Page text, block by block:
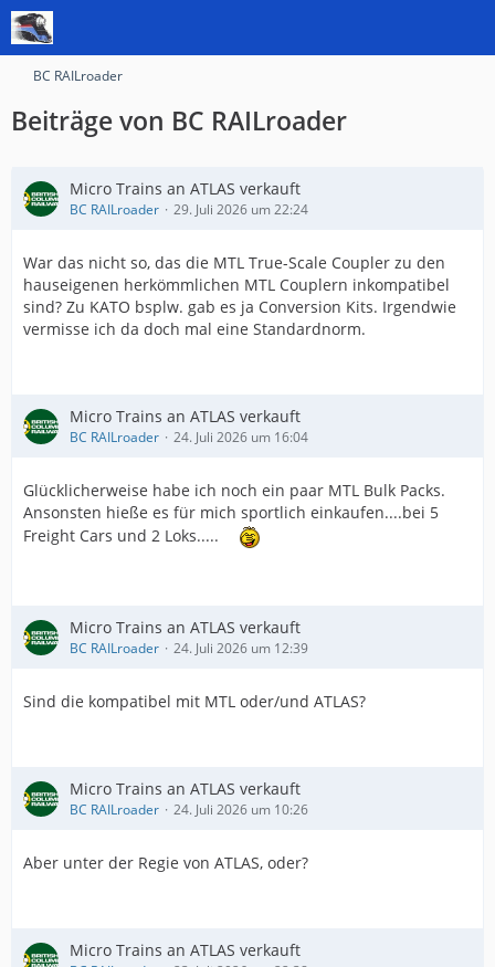
BC RAILroader
Beiträge von BC RAILroader
Micro Trains an ATLAS verkauft
BC RAILroader 29. Juli 2026 um 22:24
War das nicht so, das die MTL True-Scale Coupler zu den
hauseigenen herkömmlichen MTL Couplern inkompatibel
sind? Zu KATO bsplw. gab es ja Conversion Kits. Irgendwie
vermisse ich da doch mal eine Standardnorm.
Micro Trains an ATLAS verkauft
BC RAILroader 24. Juli 2026 um 16:04
Glücklicherweise habe ich noch ein paar MTL Bulk Packs.
Ansonsten hieße es für mich sportlich einkaufen....bei 5
Freight Cars und 2 Loks.....
Micro Trains an ATLAS verkauft
BC RAILroader 24. Juli 2026 um 12:39
Sind die kompatibel mit MTL oder/und ATLAS?
Micro Trains an ATLAS verkauft
BC RAILroader 24. Juli 2026 um 10:26
Aber unter der Regie von ATLAS, oder?
Micro Trains an ATLAS verkauft